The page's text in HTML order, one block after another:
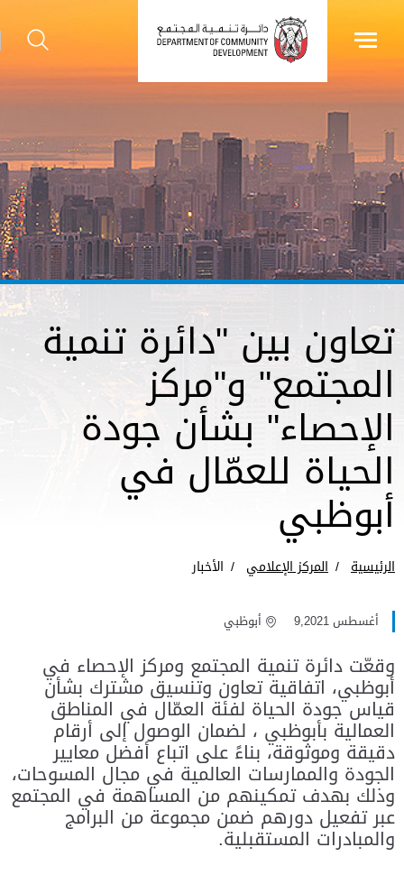
تعاون بين "دائرة تنمية
المجتمع" و"مركز
الإحصاء" بشأن جودة
الحياة للعمّال في
أبوظبي
الرئيسية المركز الإعلامي الأخبار
أغسطس 9,2021 أبوظبي
وقعّت دائرة تنمية المجتمع ومركز الإحصاء في
أبوظبي، اتفاقية تعاون وتنسيق مشترك بشأن
قياس جودة الحياة لفئة العمّال في المناطق
العمالية بأبوظبي ، لضمان الوصول إلى أرقام
دقيقة وموثوقة، بناءً على اتباع أفضل معايير
الجودة والممارسات العالمية في مجال المسوحات،
وذلك بهدف تمكينهم من المساهمة في المجتمع
عبر تفعيل دورهم ضمن مجموعة من البرامج
والمبادرات المستقبلية.